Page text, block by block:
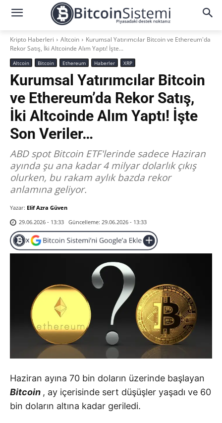
Kripto Haberleri Altcoin
Kurumsal Yatırımcılar Bitcoin ve Ethereum'da
Rekor Satış, İki Altcoinde Alım Yaptı! İşte...
Altcoin Bitcoin Ethereum Haberler XRP
Kurumsal Yatırımcılar Bitcoin
ve Ethereum’da Rekor Satış,
İki Altcoinde Alım Yaptı! İşte
Son Veriler…
ABD spot Bitcoin ETF'lerinde sadece Haziran
ayında şu ana kadar 4 milyar dolarlık çıkış
olurken, bu rakam aylık bazda rekor
anlamına geliyor.
Yazar: Elif Azra Güven
29.06.2026 - 13:33 Güncelleme: 29.06.2026 - 13:33
Haziran ayına 70 bin doların üzerinde başlayan
Bitcoin , ay içerisinde sert düşüşler yaşadı ve 60
bin doların altına kadar geriledi.